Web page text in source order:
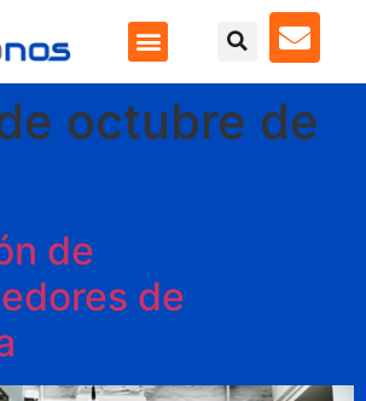
octubre de
de
de